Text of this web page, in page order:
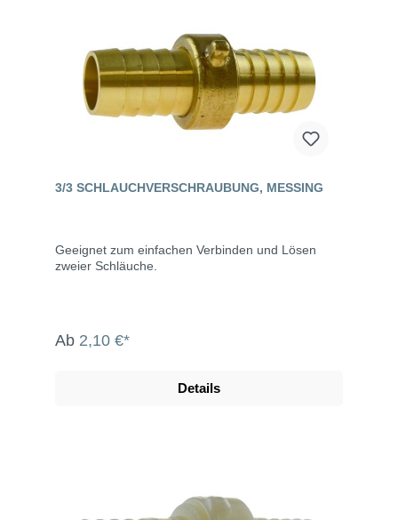
3/3 SCHLAUCHVERSCHRAUBUNG, MESSING
Geeignet zum einfachen Verbinden und Lösen
zweier Schläuche.
Ab 2,10 €*
Details